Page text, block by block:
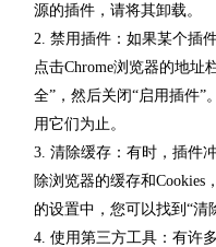
源的插件，请将其卸载。
2. 禁用插件：如果某个插
点击Chrome浏览器的地址
全”，然后关闭“启用插件”
用它们为止。
3. 清除缓存：有时，插件
除浏览器的缓存和Cookies
的设置中，您可以找到“清
4. 使用第三方工具：有许